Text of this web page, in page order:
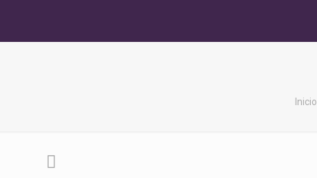
Inicio